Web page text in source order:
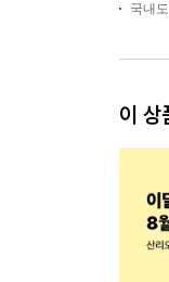
국내
이 상